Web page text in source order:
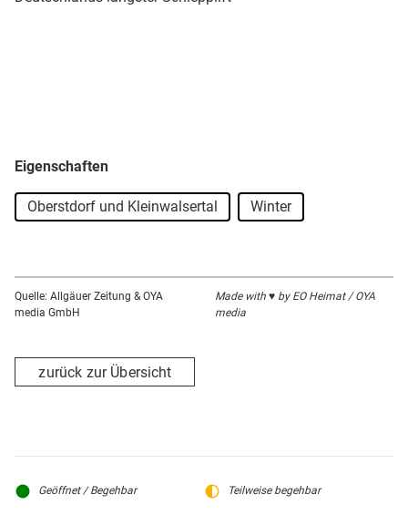
Eigenschaften
Oberstdorf und Kleinwalsertal Winter
Quelle: Allgäuer Zeitung & OYA
media GmbH
Made with ♥ by EO Heimat / OYA
media
zurück zur Übersicht
Geöffnet / Begehbar Teilweise begehbar